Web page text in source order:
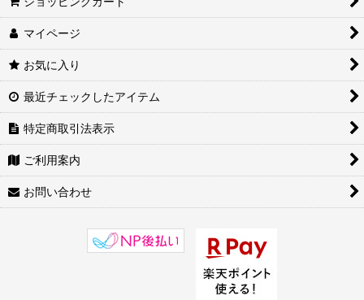
マイページ
お気に入り
最近チェックしたアイテム
特定商取引法表示
ご利用案内
お問い合わせ